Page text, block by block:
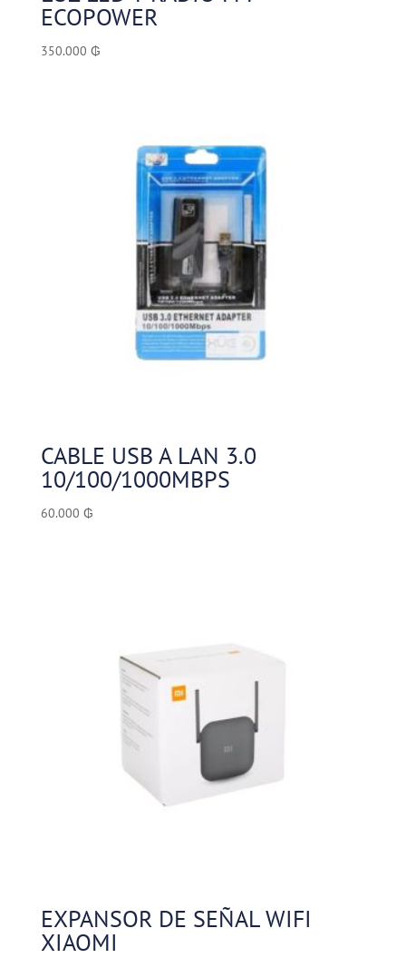
ECOPOWER
350.000 ₲
CABLE USB A LAN 3.0
10/100/1000MBPS
60.000 ₲
EXPANSOR DE SEÑAL WIFI
XIAOMI